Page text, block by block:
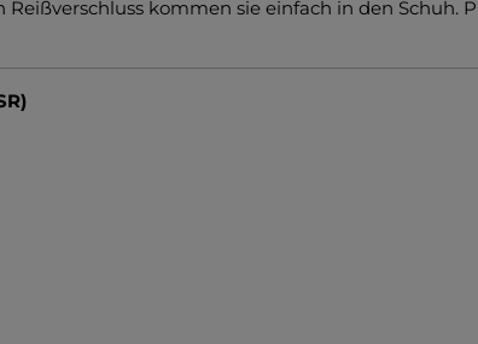
kommen sie einfach in den Schuh.